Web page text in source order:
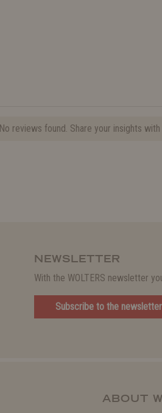
No reviews found. Share your insights
NEWSLETTER
With the WOLTERS newsletter
Subscribe to the
ABOUT